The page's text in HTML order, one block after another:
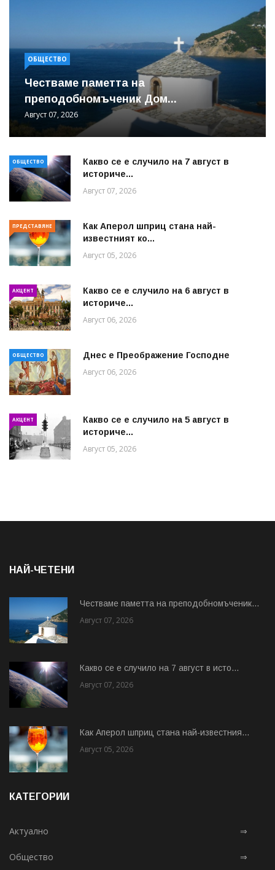
ОБЩЕСТВО
Честваме паметта на
преподобномъченик Дом...
Август 07, 2026
ОБЩЕСТВО
Какво се е случило на 7 август в
историче...
Август 07, 2026
ПРЕДСТАВЯНЕ
Как Аперол шприц стана най-
известният ко...
Август 05, 2026
АКЦЕНТ
Какво се е случило на 6 август в
историче...
Август 06, 2026
ОБЩЕСТВО Днес е Преображение Господне
Август 06, 2026
АКЦЕНТ
Какво се е случило на 5 август в
историче...
Август 05, 2026
НАЙ-ЧЕТЕНИ
Честваме паметта на преподобномъченик...
Август 07, 2026
Какво се е случило на 7 август в исто...
Август 07, 2026
Как Аперол шприц стана най-известния...
Август 05, 2026
КАТЕГОРИИ
Актуално ⇒
Общество ⇒